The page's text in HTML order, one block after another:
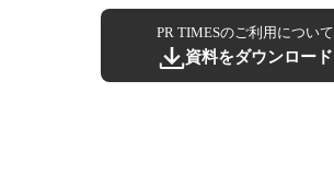
PR TIMESのご利用について
資料をダウンロード